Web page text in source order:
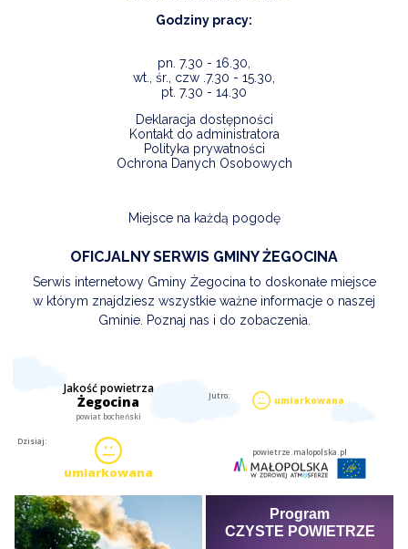
Godziny pracy:
pn. 7.30 - 16.30,
wt., śr., czw .7.30 - 15.30,
pt. 7.30 - 14.30
Deklaracja dostępności
Kontakt do administratora
Polityka prywatności
Ochrona Danych Osobowych
Miejsce na każdą pogodę
OFICJALNY SERWIS GMINY ŻEGOCINA
Serwis internetowy Gminy Żegocina to doskonałe miejsce
w którym znajdziesz wszystkie ważne informacje o naszej
Gminie. Poznaj nas i do zobaczenia.